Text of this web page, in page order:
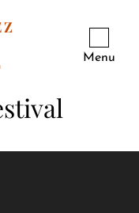
Menu